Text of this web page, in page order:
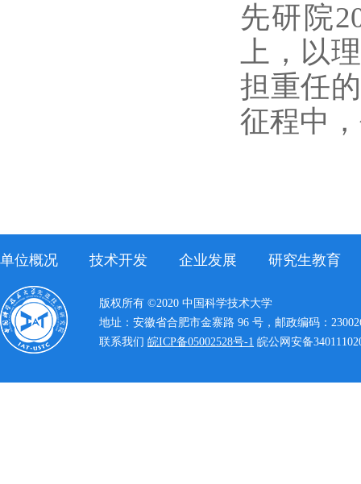
先研院
上，以
担重任
征程中，
单位概况 技术开发 企业发展 研究生教育
版权所有 ©2020 中国科学技术大学
地址：安徽省合肥市金寨路 96 号，邮政编码：
联系我们 皖ICP备05002528号-1 皖公网安备